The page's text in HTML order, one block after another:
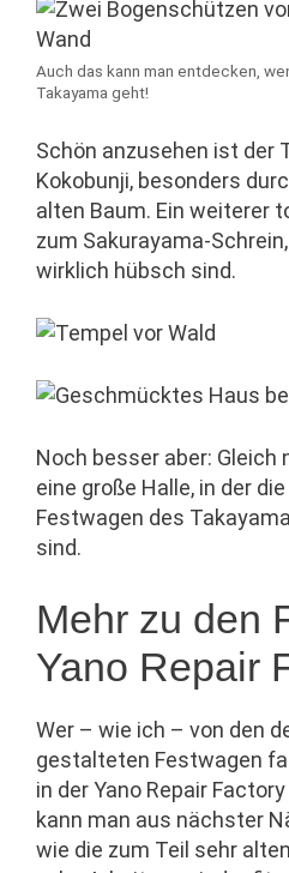
Auch das kann man entdecken,
Takayama geht!
Schön anzusehen ist der
Kokobunji, besonders
alten Baum. Ein weiterer
zum Sakurayama-
wirklich hübsch sind.
Noch besser aber: Gleich
eine große Halle, in der
Festwagen des
sind.
Mehr zu den
Yano Repair
Wer – wie ich – von den
gestalteten Festwagen
in der Yano Repair
kann man aus nächster
wie die zum Teil sehr